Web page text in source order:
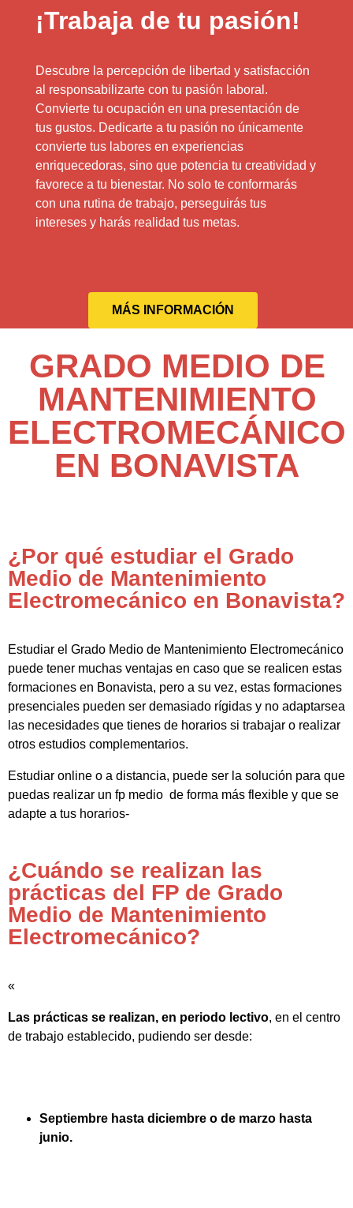
¡Trabaja de tu pasión!
Descubre la percepción de libertad y satisfacción
al responsabilizarte con tu pasión laboral.
Convierte tu ocupación en una presentación de
tus gustos. Dedicarte a tu pasión no únicamente
convierte tus labores en experiencias
enriquecedoras, sino que potencia tu creatividad y
favorece a tu bienestar. No solo te conformarás
con una rutina de trabajo, perseguirás tus
intereses y harás realidad tus metas.
MÁS INFORMACIÓN
GRADO MEDIO DE
MANTENIMIENTO
ELECTROMECÁNICO
EN BONAVISTA
¿Por qué estudiar el Grado
Medio de Mantenimiento
Electromecánico en Bonavista?
Estudiar el Grado Medio de Mantenimiento Electromecánico
puede tener muchas ventajas en caso que se realicen estas
formaciones en Bonavista, pero a su vez, estas formaciones
presenciales pueden ser demasiado rígidas y no adaptarsea
las necesidades que tienes de horarios si trabajar o realizar
otros estudios complementarios.
Estudiar online o a distancia, puede ser la solución para que
puedas realizar un fp medio de forma más flexible y que se
adapte a tus horarios-
¿Cuándo se realizan las
prácticas del FP de Grado
Medio de Mantenimiento
Electromecánico?
«
Las prácticas se realizan, en periodo lectivo, en el centro
de trabajo establecido, pudiendo ser desde:
Septiembre hasta diciembre o de marzo hasta
junio.